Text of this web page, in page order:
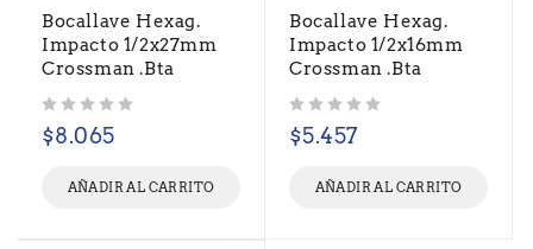
Bocallave Hexag.
Impacto 1/2x27mm
Crossman .Bta
$8.065
AÑADIR AL CARRITO
Bocallave Hexag.
Impacto 1/2x16mm
Crossman .Bta
$5.457
AÑADIR AL CARRITO